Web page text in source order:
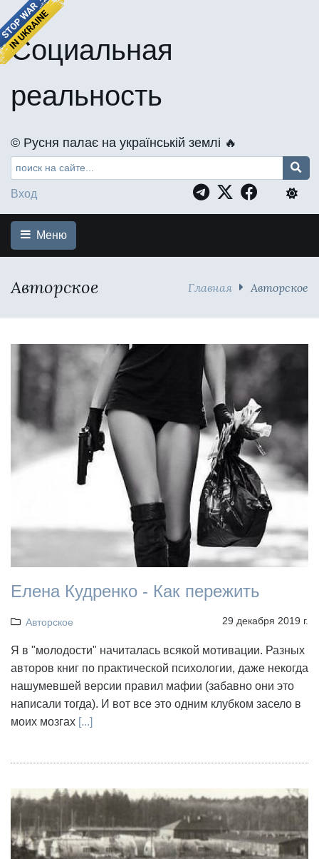
Социальная
реальность
©️ Русня палає на українській землі 🔥
Вход
Меню
Авторское Главная Авторское
Елена Кудренко - Как пережить
Авторское 29 декабря 2019 г.
Я в "молодости" начиталась всякой мотивации. Разных
авторов книг по практической психологии, даже некогда
нашумевшей версии правил мафии (забавно они это
написали тогда). И вот все это одним клубком засело в
моих мозгах [...]